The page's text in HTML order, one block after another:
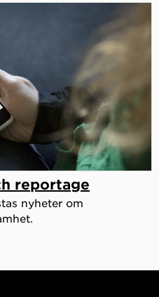
reportage
nyheter om